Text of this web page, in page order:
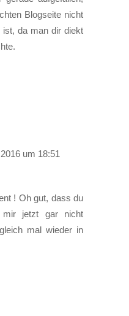
Blogseite nicht
da man dir diekt
um 18:51
! Oh gut, dass du
jetzt gar nicht
mal wieder in